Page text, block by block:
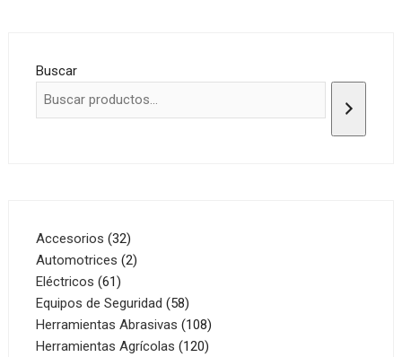
Buscar
Accesorios 3232
productos
Automotrices 22
Eléctricos 6161
productos
Equipos de Seguridad 5858
productos
Herramientas Abrasivas 108108
productos
Herramientas Agrícolas 120120